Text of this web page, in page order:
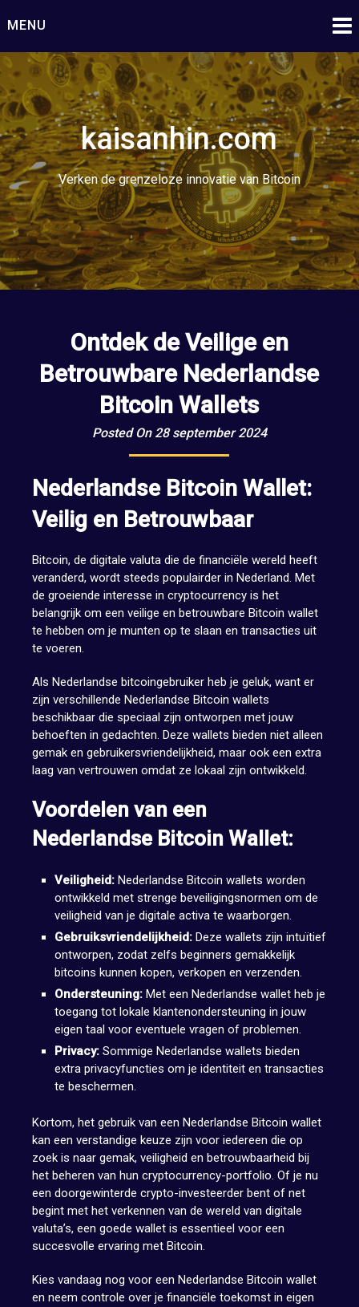
naar
inhoud
MENU
kaisanhin.com
Verken de grenzeloze innovatie van Bitcoin
Ontdek de Veilige en
Betrouwbare Nederlandse
Bitcoin Wallets
Posted On 28 september 2024
Nederlandse Bitcoin Wallet:
Veilig en Betrouwbaar
Bitcoin, de digitale valuta die de financiële wereld heeft
veranderd, wordt steeds populairder in Nederland. Met
de groeiende interesse in cryptocurrency is het
belangrijk om een veilige en betrouwbare Bitcoin wallet
te hebben om je munten op te slaan en transacties uit
te voeren.
Als Nederlandse bitcoingebruiker heb je geluk, want er
zijn verschillende Nederlandse Bitcoin wallets
beschikbaar die speciaal zijn ontworpen met jouw
behoeften in gedachten. Deze wallets bieden niet alleen
gemak en gebruikersvriendelijkheid, maar ook een extra
laag van vertrouwen omdat ze lokaal zijn ontwikkeld.
Voordelen van een
Nederlandse Bitcoin Wallet:
Veiligheid: Nederlandse Bitcoin wallets worden
ontwikkeld met strenge beveiligingsnormen om de
veiligheid van je digitale activa te waarborgen.
Gebruiksvriendelijkheid: Deze wallets zijn intuïtief
ontworpen, zodat zelfs beginners gemakkelijk
bitcoins kunnen kopen, verkopen en verzenden.
Ondersteuning: Met een Nederlandse wallet heb je
toegang tot lokale klantenondersteuning in jouw
eigen taal voor eventuele vragen of problemen.
Privacy: Sommige Nederlandse wallets bieden
extra privacyfuncties om je identiteit en transacties
te beschermen.
Kortom, het gebruik van een Nederlandse Bitcoin wallet
kan een verstandige keuze zijn voor iedereen die op
zoek is naar gemak, veiligheid en betrouwbaarheid bij
het beheren van hun cryptocurrency-portfolio. Of je nu
een doorgewinterde crypto-investeerder bent of net
begint met het verkennen van de wereld van digitale
valuta’s, een goede wallet is essentieel voor een
succesvolle ervaring met Bitcoin.
Kies vandaag nog voor een Nederlandse Bitcoin wallet
en neem controle over je financiële toekomst in eigen